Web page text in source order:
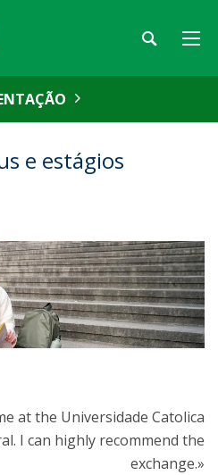
e estágios
at the Universidade Catolica
I can highly recommend the
exchange.»